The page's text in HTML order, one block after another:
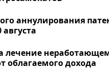
аннулирования
августа
лечение
облагаемого дохода